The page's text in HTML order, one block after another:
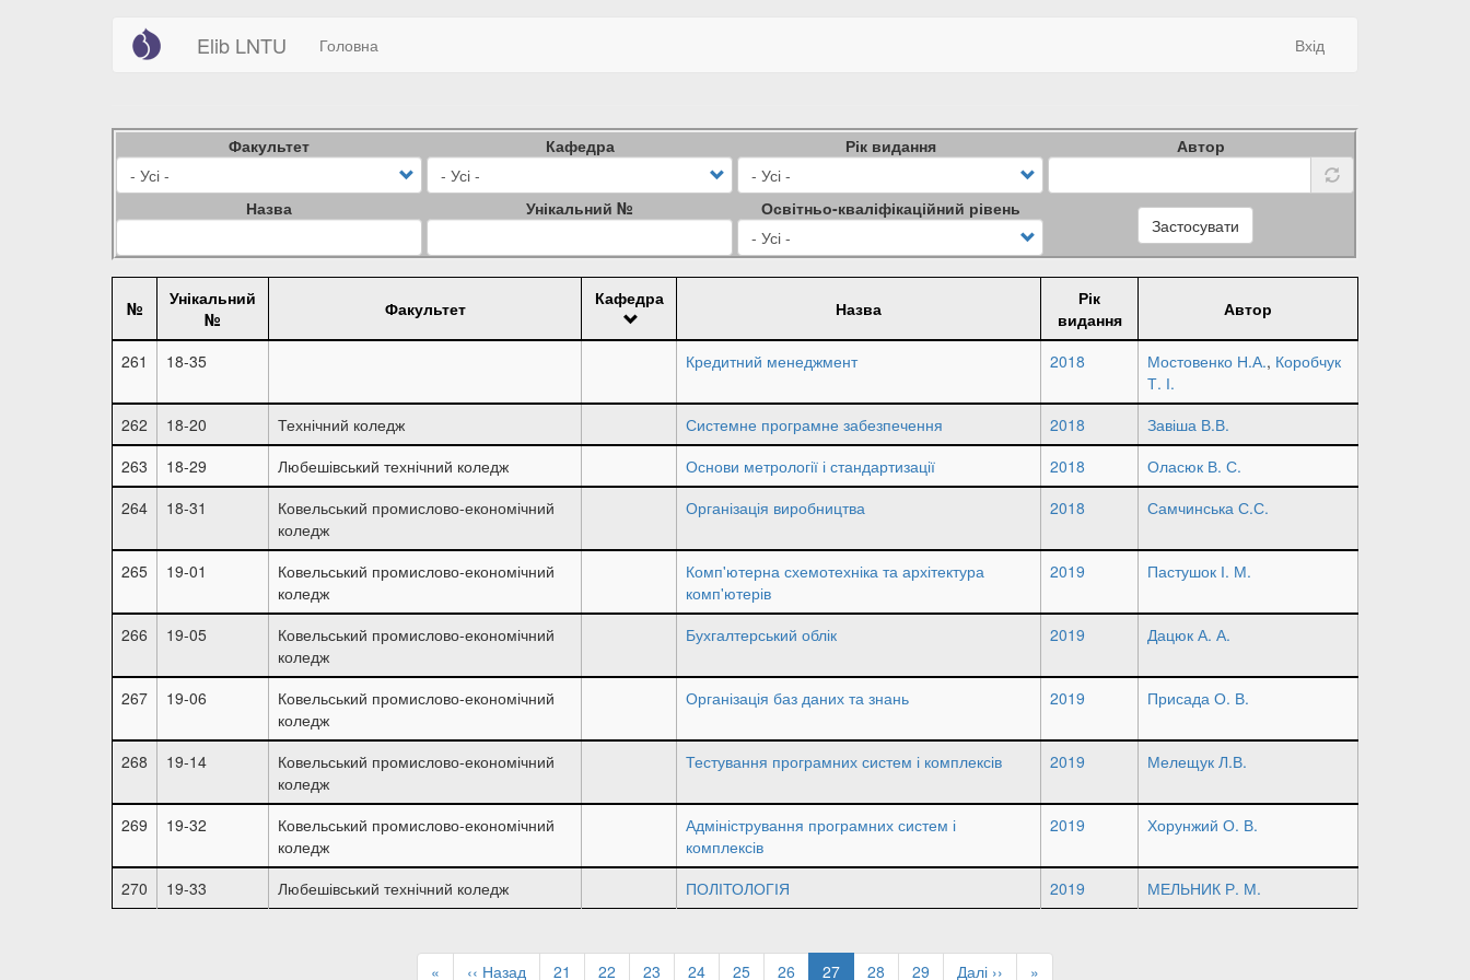
Elib LNTU
Main
navigation
Головна
User
account
Вхід
Факультет Кафедра Рік видання Автор
Назва Унікальний № Освітньо-кваліфікаційний рівень
Застосувати
№
Унікальний
№
Факультет Кафедра Назва
Рік
видання
Автор
261 18-35 Кредитний менеджмент 2018 Мостовенко Н.А., Коробчук
Т. І.
262
18-20 Технічний коледж Системне програмне забезпечення 2018
Завіша В.В.
263
18-29 Любешівський технічний коледж Основи метрології і стандартизації 2018
Оласюк В. С.
264
18-31
Ковельський промислово-економічний
коледж
Організація виробництва 2018 Самчинська С.С.
265 19-01
Ковельський промислово-економічний
коледж
Комп'ютерна схемотехніка та архітектура
комп'ютерів
2019 Пастушок І. М.
266 19-05
Ковельський промислово-економічний
коледж
Бухгалтерський облік 2019 Дацюк А. А.
267 19-06
Ковельський промислово-економічний
коледж
Організація баз даних та знань 2019 Присада О. В.
268 19-14
Ковельський промислово-економічний
коледж
Тестування програмних систем і комплексів 2019 Мелещук Л.В.
269 19-32
Ковельський промислово-економічний
коледж
Адміністрування програмних систем і
комплексів
2019 Хорунжий О. В.
270 19-33 Любешівський технічний коледж ПОЛІТОЛОГІЯ 2019 МЕЛЬНИК Р. М.
Перша
« Попередня
‹‹ Назад Page
21 Page
22 Page
23 Page
24 Page
25 Page
26 Поточна
27 Page
28 Page
29 Наступна
Далі ›› Остання
»